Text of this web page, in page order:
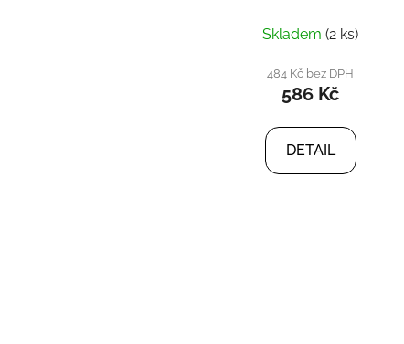
Skladem(2 ks)
484 Kč bez DPH
586 Kč
DETAIL